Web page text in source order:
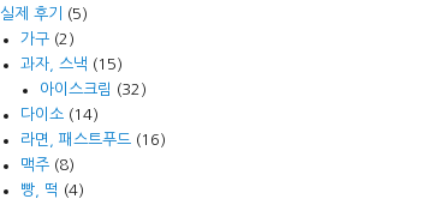
실제 후기
(5)
가구(2)
과자, 스낵 (15)
아이스크림 (32)
다이소(14)
라면, 패스트푸드(16)
맥주(8)
빵, 떡 (4)